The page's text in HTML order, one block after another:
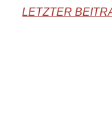
LETZTER